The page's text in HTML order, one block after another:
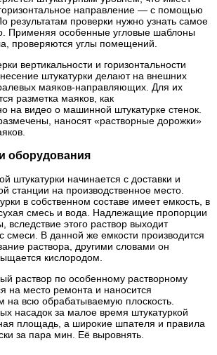
направление — с помощью
результатам проверки нужно узнать самое
Применяя особенные угловые шаблоны
проверяются углы помещений.
вертикальности и горизонтальности
штукатурки делают на внешних
маяков-направляющих. Для их
разметка маяков, как
на видео о машинной штукатурке стенок.
наносят «растворные дорожки»
оборудования
штукатурки начинается с доставки и
станции на производственное место.
в собственном составе имеет емкость, в
смесь и вода. Надлежащие пропорции
вследствие этого раствор выходит
смеси. В данной же емкости производится
раствора, другими словами он
кислородом.
раствор по особенному растворному
на место ремонта и наносится
на всю обрабатываемую плоскость.
насадок за малое время штукатуркой
площадь, а широкие шпателя и правила
за пара мин. Её выровнять.